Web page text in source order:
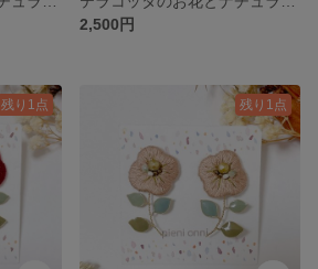
2,500円
残り1点 残り1点